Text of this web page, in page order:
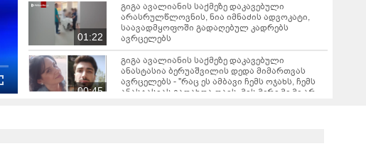
01:22
გიგა ავალიანის საქმეზე დაკავებული
არასრულწლოვნის, ნია იმნაძის ადვოკატი,
საავადმყოფოში გადაღებულ კადრებს
ავრცელებს
00:45
გიგა ავალიანის საქმეზე დაკავებული
ანასტასია ბერუაშვილის დედა მიმართვას
ავრცელებს - "რაც ეს ამბავი ჩემს ოჯახს, ჩემს
ანასტასიას გადახდა თავს, მის მერე მე მე არ